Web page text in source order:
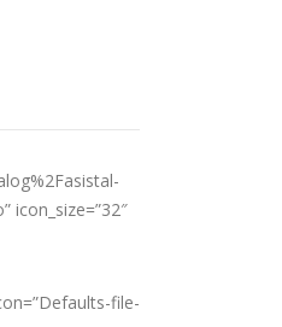
icon_size=”32″
file-